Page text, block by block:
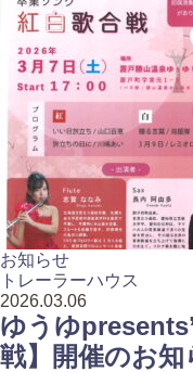
お知らせ
トレーラーハウス
2026.03.06
ゆうゆ
戦】開催のお知